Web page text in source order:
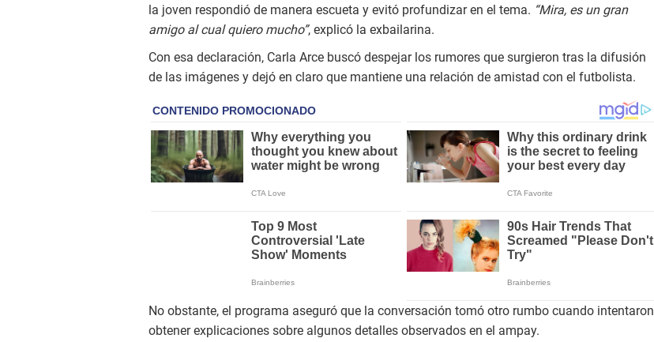
la joven respondió de manera escueta y evitó profundizar en el tema. “Mira, es un gran
amigo al cual quiero mucho”, explicó la exbailarina.
Con esa declaración, Carla Arce buscó despejar los rumores que surgieron tras la difusión
de las imágenes y dejó en claro que mantiene una relación de amistad con el futbolista.
No obstante, el programa aseguró que la conversación tomó otro rumbo cuando intentaron
obtener explicaciones sobre algunos detalles observados en el ampay.